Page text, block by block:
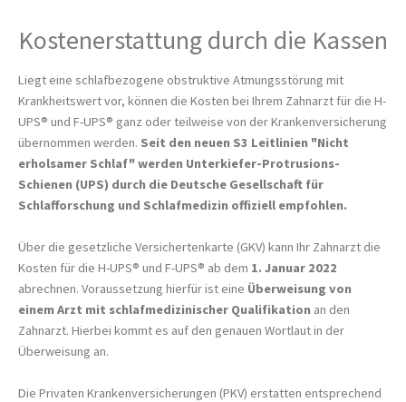
Kostenerstattung durch die Kassen
Liegt eine schlafbezogene obstruktive Atmungsstörung mit
Krankheitswert vor, können die Kosten bei Ihrem Zahnarzt für die H-
UPS® und F-UPS® ganz oder teilweise von der Krankenversicherung
übernommen werden. Seit den neuen S3 Leitlinien "Nicht
erholsamer Schlaf" werden Unterkiefer-Protrusions-
Schienen (UPS) durch die Deutsche Gesellschaft für
Schlafforschung und Schlafmedizin offiziell empfohlen.
Über die gesetzliche Versichertenkarte (GKV) kann Ihr Zahnarzt die
Kosten für die H-UPS® und F-UPS® ab dem 1. Januar 2022
abrechnen. Voraussetzung hierfür ist eine Überweisung von
einem Arzt mit schlafmedizinischer Qualifikation an den
Zahnarzt. Hierbei kommt es auf den genauen Wortlaut in der
Überweisung an.
Die Privaten Krankenversicherungen (PKV) erstatten entsprechend